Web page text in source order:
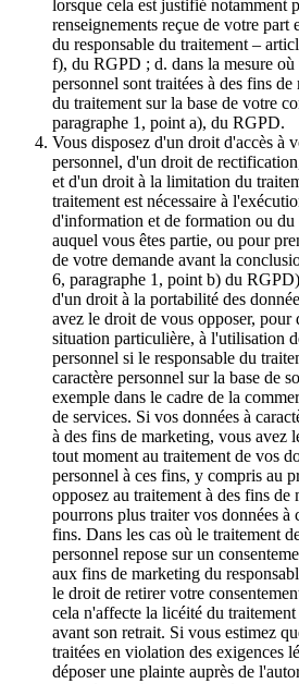
lorsque cela est justifié notamment
renseignements reçue de votre part
du responsable du traitement –
f), du RGPD ; d. dans la mesure où
personnel sont traitées à des fins
du traitement sur la base de votre
paragraphe 1, point a), du RGPD.
Vous disposez d'un droit d'accès à
personnel, d'un droit de
et d'un droit à la limitation du
traitement est nécessaire à
d'information et de formation ou du
auquel vous êtes partie, ou pour
de votre demande avant la
6, paragraphe 1, point b) du
d'un droit à la portabilité des
avez le droit de vous opposer, pour
situation particulière, à l'utilisation
personnel si le responsable du
caractère personnel sur la base de
exemple dans le cadre de la
de services. Si vos données à
à des fins de marketing, vous avez
tout moment au traitement de vos
personnel à ces fins, y compris au
opposez au traitement à des fins de
pourrons plus traiter vos données à
fins. Dans les cas où le traitement
personnel repose sur un
aux fins de marketing du
le droit de retirer votre
cela n'affecte la licéité du
avant son retrait. Si vous estimez
traitées en violation des exigences
déposer une plainte auprès de